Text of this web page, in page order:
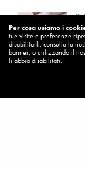
La
8
8
Per cosa usiamo i
tue visite e preferenze
disabilitarli, consulta la
banner, o utilizzando il
li abbia disabilitati.